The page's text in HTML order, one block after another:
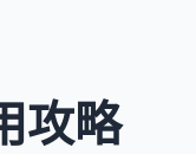
攻略